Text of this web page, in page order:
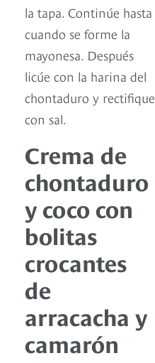
la tapa. Continúe hasta
cuando se forme la
mayonesa. Después
licúe con la harina del
chontaduro y rectifique
con sal.
Crema de
chontaduro
y coco con
bolitas
crocantes
de
arracacha y
camarón